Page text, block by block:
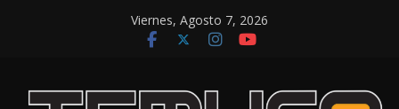
Viernes, Agosto 7, 2026